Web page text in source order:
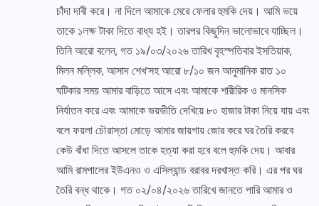
চাঁদা দাবী করে। না দিলে আমাকে মেরে ফেলার হুমকি দেয়। আমি ভয়ে
তাকে ১লক্ষ টাকা দিতে বাধ্য হই। তারপর কিছুদিন ভালোভাবে যাচ্ছিল।
তিনি আরো বলেন, গত ১৯/০৩/২০২৬ তারিখ বৃহস্পতিবার ইসতিয়াক,
মিলন মল্লিক, আসাদ শেখ’সহ আরো ৮/১০ জন আনুমানিক রাত ১০
ঘটিকার সময় আমার বাড়িতে আসে এবং আমাকে শারীরিক ও মানসিক
নির্যাতন করে এবং আমাকে ভয়ভীতি দেখিয়ে ৮০ হাজার টাকা নিয়ে যায় এবং
বলে ফয়লা চৌরাস্তা মোড়ে আমার জায়গায় জোর করে ঘর তৈরি করবে
কেউ বাঁধা দিতে আসলে তাকে হত্যা করা হবে বলে হুমকি দেয়। আবার
আমি রামপালের ইউএনও ও এসিল্যান্ড বরাবর দরখাস্ত করি। এর পর ঘর
তৈরি বন্ধ থাকে। গত ০২/০৪/২০২৬ তারিখে জানতে পারি আমার ও